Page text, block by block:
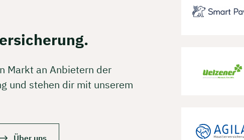
Markt an Anbietern der
und stehen dir mit unserem